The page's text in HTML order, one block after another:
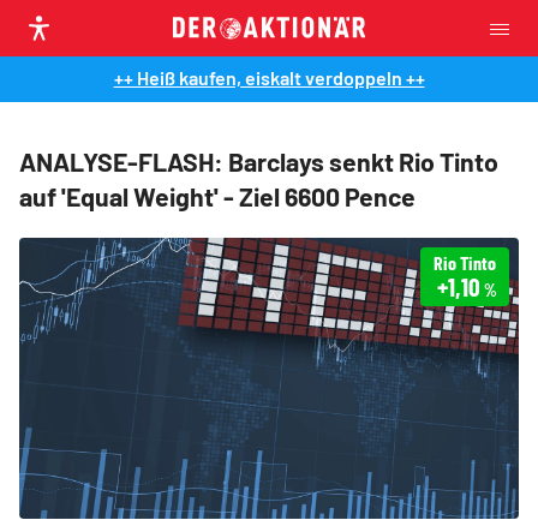
++ Heiß kaufen, eiskalt verdoppeln ++
ANALYSE-FLASH: Barclays senkt Rio Tinto
auf 'Equal Weight' - Ziel 6600 Pence
Rio Tinto
+1,10 %